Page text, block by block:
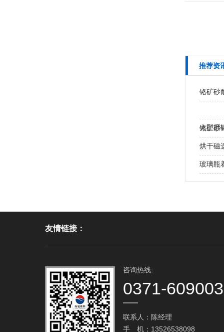
推荐资
铬矿砂
大型磨
处？
铬矿砂
烘干磁
玻璃瓶
友情链接：
咨询热线:
0371-
联系人：陈经理
手 机：13526538098